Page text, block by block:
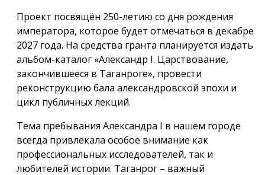
Проект посвящён 250-летию со дня рождения
императора, которое будет отмечаться в декабре
2027 года. На средства гранта планируется издать
альбом-каталог «Александр I. Царствование,
закончившееся в Таганроге», провести
реконструкцию бала александровской эпохи и
цикл публичных лекций.
Тема пребывания Александра I в нашем городе
всегда привлекала особое внимание как
профессиональных исследователей, так и
любителей истории. Таганрог – важный